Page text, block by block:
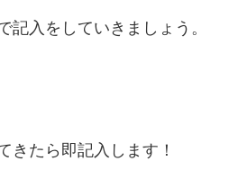
記入をしていきましょう。
きたら即記入します！